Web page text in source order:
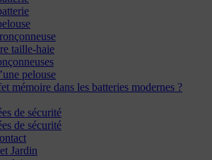
taille-haie
pelouse
mémoire dans les batteries modernes ?
de sécurité
de sécurité
Jardin